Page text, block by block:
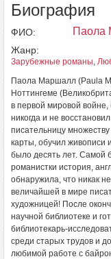
Биография
ФИО: Паола
Жанр:
Зарубежные романы,
Паола Маршалл (Paula
Ноттингеме
в первой мировой войне,
никогда и не
писательницу
карты, обучил живописи
было десять лет. Самой
романистки история,
обнаружила, что никак
величайшей в мире
художницей! После
научной библиотеке и
библиотекарь-
среди старых трудов и
любимой работе с